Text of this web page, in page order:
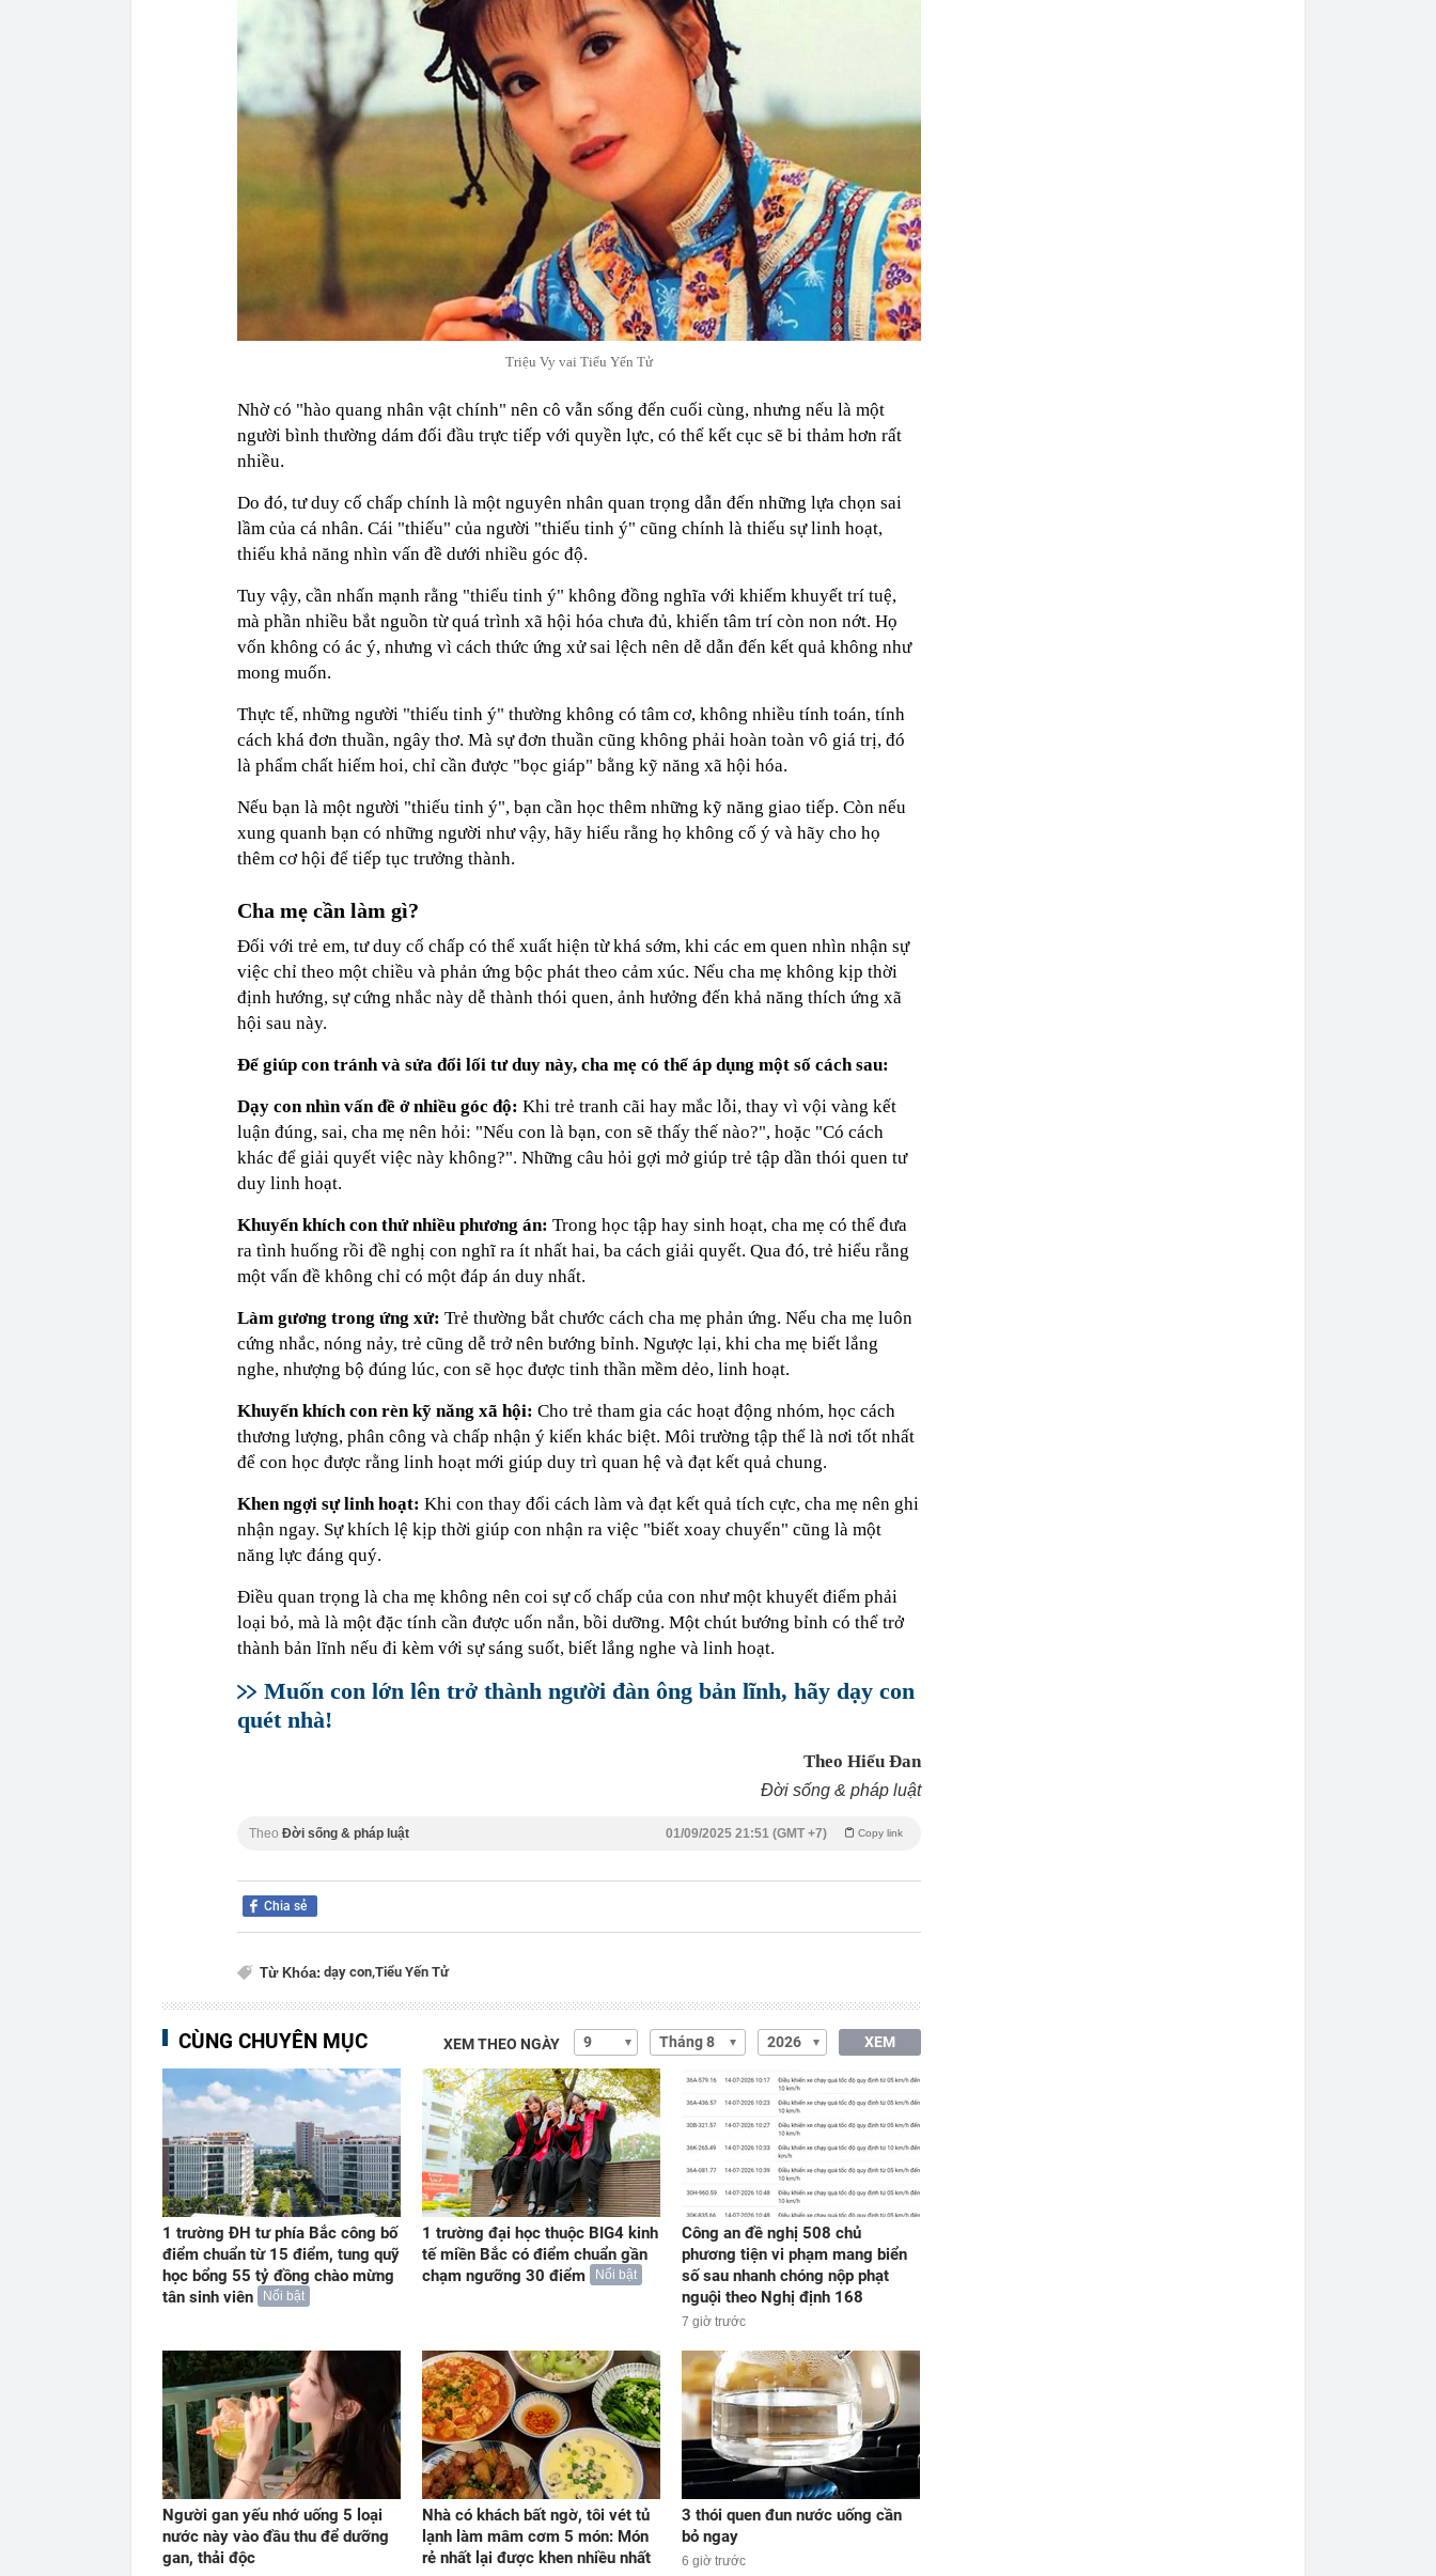
Triệu Vy vai Tiểu Yến Tử
Nhờ có "hào quang nhân vật chính" nên cô vẫn sống đến cuối cùng, nhưng nếu là một
người bình thường dám đối đầu trực tiếp với quyền lực, có thể kết cục sẽ bi thảm hơn rất
nhiều.
Do đó, tư duy cố chấp chính là một nguyên nhân quan trọng dẫn đến những lựa chọn sai
lầm của cá nhân. Cái "thiếu" của người "thiếu tinh ý" cũng chính là thiếu sự linh hoạt,
thiếu khả năng nhìn vấn đề dưới nhiều góc độ.
Tuy vậy, cần nhấn mạnh rằng "thiếu tinh ý" không đồng nghĩa với khiếm khuyết trí tuệ,
mà phần nhiều bắt nguồn từ quá trình xã hội hóa chưa đủ, khiến tâm trí còn non nớt. Họ
vốn không có ác ý, nhưng vì cách thức ứng xử sai lệch nên dễ dẫn đến kết quả không như
mong muốn.
Thực tế, những người "thiếu tinh ý" thường không có tâm cơ, không nhiều tính toán, tính
cách khá đơn thuần, ngây thơ. Mà sự đơn thuần cũng không phải hoàn toàn vô giá trị, đó
là phẩm chất hiếm hoi, chỉ cần được "bọc giáp" bằng kỹ năng xã hội hóa.
Nếu bạn là một người "thiếu tinh ý", bạn cần học thêm những kỹ năng giao tiếp. Còn nếu
xung quanh bạn có những người như vậy, hãy hiểu rằng họ không cố ý và hãy cho họ
thêm cơ hội để tiếp tục trưởng thành.
Cha mẹ cần làm gì?
Đối với trẻ em, tư duy cố chấp có thể xuất hiện từ khá sớm, khi các em quen nhìn nhận sự
việc chỉ theo một chiều và phản ứng bộc phát theo cảm xúc. Nếu cha mẹ không kịp thời
định hướng, sự cứng nhắc này dễ thành thói quen, ảnh hưởng đến khả năng thích ứng xã
hội sau này.
Để giúp con tránh và sửa đổi lối tư duy này, cha mẹ có thể áp dụng một số cách sau:
Dạy con nhìn vấn đề ở nhiều góc độ: Khi trẻ tranh cãi hay mắc lỗi, thay vì vội vàng kết
luận đúng, sai, cha mẹ nên hỏi: "Nếu con là bạn, con sẽ thấy thế nào?", hoặc "Có cách
khác để giải quyết việc này không?". Những câu hỏi gợi mở giúp trẻ tập dần thói quen tư
duy linh hoạt.
Khuyến khích con thử nhiều phương án: Trong học tập hay sinh hoạt, cha mẹ có thể đưa
ra tình huống rồi đề nghị con nghĩ ra ít nhất hai, ba cách giải quyết. Qua đó, trẻ hiểu rằng
một vấn đề không chỉ có một đáp án duy nhất.
Làm gương trong ứng xử: Trẻ thường bắt chước cách cha mẹ phản ứng. Nếu cha mẹ luôn
cứng nhắc, nóng nảy, trẻ cũng dễ trở nên bướng bỉnh. Ngược lại, khi cha mẹ biết lắng
nghe, nhượng bộ đúng lúc, con sẽ học được tinh thần mềm dẻo, linh hoạt.
Khuyến khích con rèn kỹ năng xã hội: Cho trẻ tham gia các hoạt động nhóm, học cách
thương lượng, phân công và chấp nhận ý kiến khác biệt. Môi trường tập thể là nơi tốt nhất
để con học được rằng linh hoạt mới giúp duy trì quan hệ và đạt kết quả chung.
Khen ngợi sự linh hoạt: Khi con thay đổi cách làm và đạt kết quả tích cực, cha mẹ nên ghi
nhận ngay. Sự khích lệ kịp thời giúp con nhận ra việc "biết xoay chuyển" cũng là một
năng lực đáng quý.
Điều quan trọng là cha mẹ không nên coi sự cố chấp của con như một khuyết điểm phải
loại bỏ, mà là một đặc tính cần được uốn nắn, bồi dưỡng. Một chút bướng bỉnh có thể trở
thành bản lĩnh nếu đi kèm với sự sáng suốt, biết lắng nghe và linh hoạt.
Muốn con lớn lên trở thành người đàn ông bản lĩnh, hãy dạy con
quét nhà!
Theo Hiểu Đan
Đời sống & pháp luật
Theo Đời sống & pháp luật Copy link
01/09/2025 21:51 (GMT +7)
Chia sẻ
Từ Khóa: dạy con,Tiểu Yến Tử
CÙNG CHUYÊN MỤC XEM THEO NGÀY XEM
1 trường ĐH tư phía Bắc công bố
điểm chuẩn từ 15 điểm, tung quỹ
học bổng 55 tỷ đồng chào mừng
tân sinh viên
Nổi bật
1 trường đại học thuộc BIG4 kinh
tế miền Bắc có điểm chuẩn gần
chạm ngưỡng 30 điểm
Nổi bật
Công an đề nghị 508 chủ
phương tiện vi phạm mang biển
số sau nhanh chóng nộp phạt
nguội theo Nghị định 168
7 giờ trước
Người gan yếu nhớ uống 5 loại
nước này vào đầu thu để dưỡng
gan, thải độc
Nhà có khách bất ngờ, tôi vét tủ
lạnh làm mâm cơm 5 món: Món
rẻ nhất lại được khen nhiều nhất
3 thói quen đun nước uống cần
bỏ ngay
6 giờ trước